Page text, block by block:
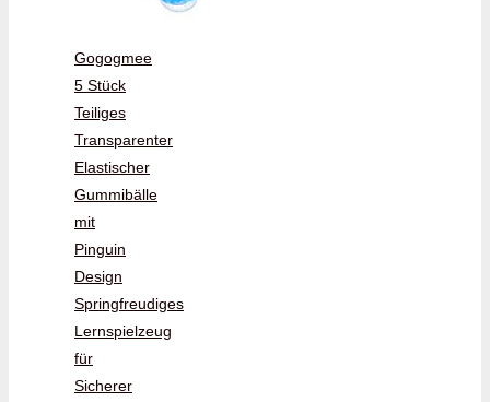
Gogogmee
5 Stück
Teiliges
Transparenter
Elastischer
Gummibälle
mit
Pinguin
Design
Springfreudiges
Lernspielzeug
für
Sicherer